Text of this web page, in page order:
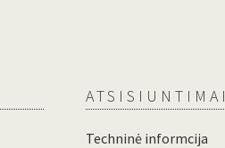
ATSISIUNTIMAI
Techninė informcija